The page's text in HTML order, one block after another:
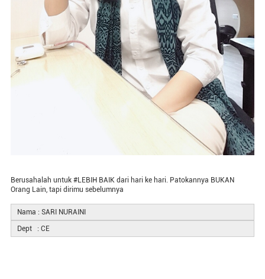
Berusahalah untuk #LEBIH BAIK dari hari ke hari. Patokannya BUKAN
Orang Lain, tapi dirimu sebelumnya
Nama : SARI NURAINI
Dept : CE